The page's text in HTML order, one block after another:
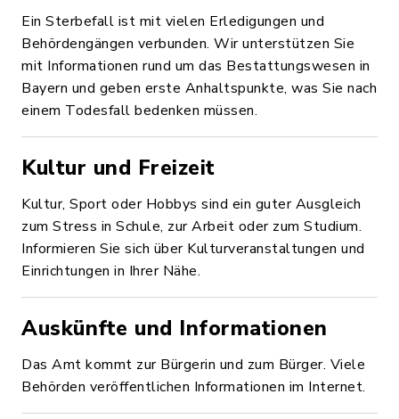
Ein Sterbefall ist mit vielen Erledigungen und
Behördengängen verbunden. Wir unterstützen Sie
mit Informationen rund um das Bestattungswesen in
Bayern und geben erste Anhaltspunkte, was Sie nach
einem Todesfall bedenken müssen.
Kultur und Freizeit
Kultur, Sport oder Hobbys sind ein guter Ausgleich
zum Stress in Schule, zur Arbeit oder zum Studium.
Informieren Sie sich über Kulturveranstaltungen und
Einrichtungen in Ihrer Nähe.
Auskünfte und Informationen
Das Amt kommt zur Bürgerin und zum Bürger. Viele
Behörden veröffentlichen Informationen im Internet.